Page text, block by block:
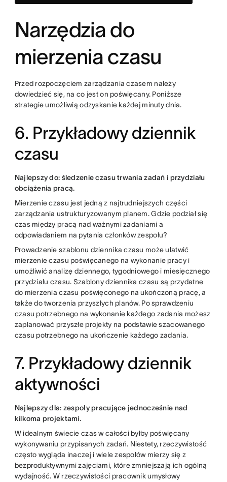
Narzędzia do
mierzenia czasu
Przed rozpoczęciem zarządzania czasem należy
dowiedzieć się, na co jest on poświęcany. Poniższe
strategie umożliwią odzyskanie każdej minuty dnia.
6. Przykładowy dziennik
czasu
Najlepszy do: śledzenie czasu trwania zadań i przydziału
obciążenia pracą.
Mierzenie czasu jest jedną z najtrudniejszych części
zarządzania ustrukturyzowanym planem. Gdzie podział się
czas między pracą nad ważnymi zadaniami a
odpowiadaniem na pytania członków zespołu?
Prowadzenie szablonu dziennika czasu może ułatwić
mierzenie czasu poświęcanego na wykonanie pracy i
umożliwić analizę dziennego, tygodniowego i miesięcznego
przydziału czasu. Szablony dziennika czasu są przydatne
do mierzenia czasu poświęconego na ukończoną pracę, a
także do tworzenia przyszłych planów. Po sprawdzeniu
czasu potrzebnego na wykonanie każdego zadania możesz
zaplanować przyszłe projekty na podstawie szacowanego
czasu potrzebnego na ukończenie każdego zadania.
7. Przykładowy dziennik
aktywności
Najlepszy dla: zespoły pracujące jednocześnie nad
kilkoma projektami.
W idealnym świecie czas w całości byłby poświęcany
wykonywaniu przypisanych zadań. Niestety, rzeczywistość
często wygląda inaczej i wiele zespołów mierzy się z
bezproduktywnymi zajęciami, które zmniejszają ich ogólną
wydajność. W rzeczywistości pracownik umysłowy